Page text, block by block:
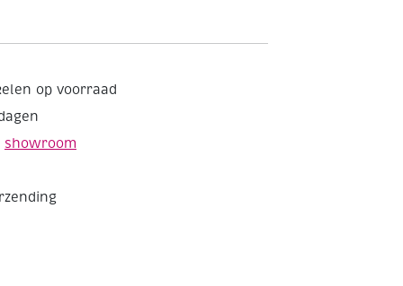
op voorraad
showroom